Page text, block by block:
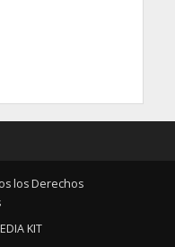
los Derechos
KIT